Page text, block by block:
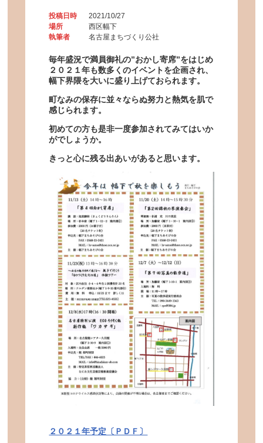
投稿日時
2021/10/27
場所
西区幅下
執筆者
名古屋まちづくり公社
毎年盛況で満員御礼の”おかし寄席”をはじめ
２０２１年も数多くのイベントを企画され、
幅下界隈を大いに盛り上げておられます。
町なみの保存に並々ならぬ努力と熱気を肌で
感じられます。
初めての方も是非一度参加されてみてはいか
がでしょうか。
きっと心に残る出あいがあると思います。
２０２１年予定〔ＰＤＦ〕